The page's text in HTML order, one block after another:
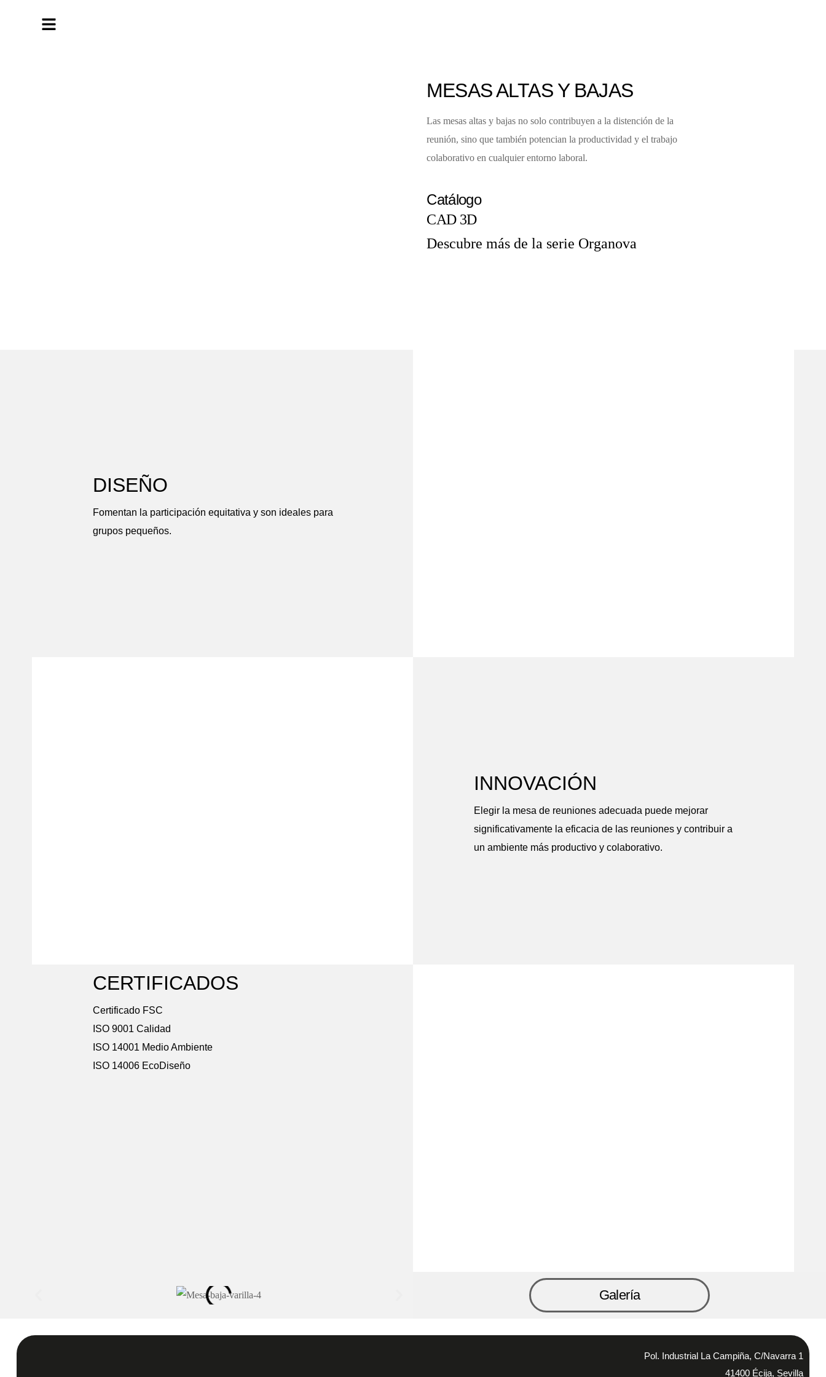
MESAS ALTAS Y BAJAS
Las mesas altas y bajas no solo contribuyen a la distención de la
reunión, sino que también potencian la productividad y el trabajo
colaborativo en cualquier entorno laboral.
Catálogo
CAD 3D
Descubre más de la serie Organova
DISEÑO
Fomentan la participación equitativa y son ideales para
grupos pequeños.
INNOVACIÓN
Elegir la mesa de reuniones adecuada puede mejorar
significativamente la eficacia de las reuniones y contribuir a
un ambiente más productivo y colaborativo.
CERTIFICADOS
Certificado FSC
ISO 9001 Calidad
ISO 14001 Medio Ambiente
ISO 14006 EcoDiseño
Galería
Pol. Industrial La Campiña, C/Navarra 1
41400 Écija, Sevilla